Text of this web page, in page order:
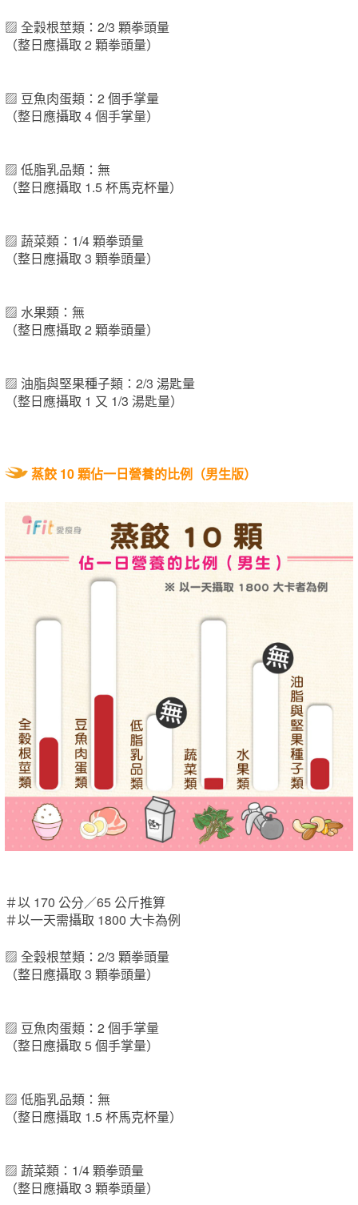
▨ 全穀根莖類：2/3 顆拳頭量
（整日應攝取 2 顆拳頭量）
▨ 豆魚肉蛋類：2 個手掌量
（整日應攝取 4 個手掌量）
▨ 低脂乳品類：無
（整日應攝取 1.5 杯馬克杯量）
▨ 蔬菜類：1/4 顆拳頭量
（整日應攝取 3 顆拳頭量）
▨ 水果類：無
（整日應攝取 2 顆拳頭量）
▨ 油脂與堅果種子類：2/3 湯匙量
（整日應攝取 1 又 1/3 湯匙量）
蒸餃 10 顆佔一日營養的比例（男生版）
＃以 170 公分／65 公斤推算
＃以一天需攝取 1800 大卡為例
▨ 全穀根莖類：2/3 顆拳頭量
（整日應攝取 3 顆拳頭量）
▨ 豆魚肉蛋類：2 個手掌量
（整日應攝取 5 個手掌量）
▨ 低脂乳品類：無
（整日應攝取 1.5 杯馬克杯量）
▨ 蔬菜類：1/4 顆拳頭量
（整日應攝取 3 顆拳頭量）